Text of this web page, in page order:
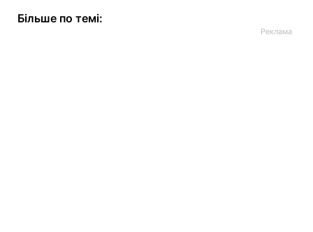
Більше по темі: